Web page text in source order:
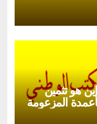
هو تثمين
المزعومة